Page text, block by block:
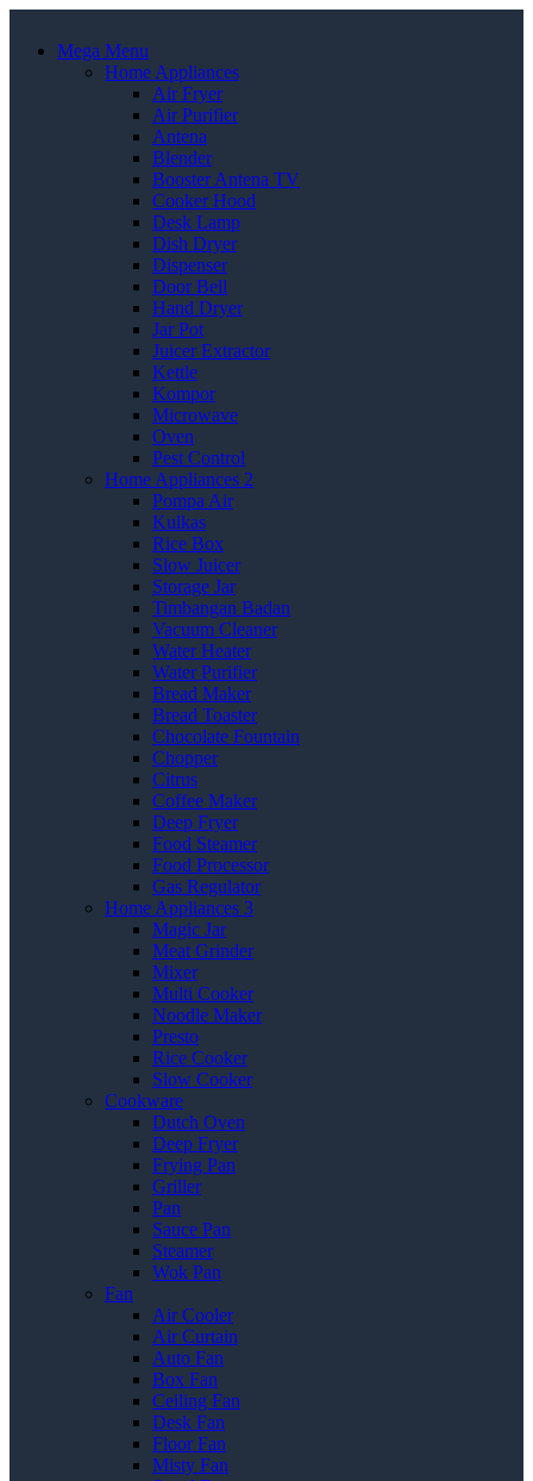
Mega Menu
Home Appliances
Air Fryer
Air Purifier
Antena
Blender
Booster Antena TV
Cooker Hood
Desk Lamp
Dish Dryer
Dispenser
Door Bell
Hand Dryer
Jar Pot
Juicer Extractor
Kettle
Kompor
Microwave
Oven
Pest Control
Home Appliances 2
Pompa Air
Kulkas
Rice Box
Slow Juicer
Storage Jar
Timbangan Badan
Vacuum Cleaner
Water Heater
Water Purifier
Bread Maker
Bread Toaster
Chocolate Fountain
Chopper
Citrus
Coffee Maker
Deep Fryer
Food Steamer
Food Processor
Gas Regulator
Home Appliances 3
Magic Jar
Meat Grinder
Mixer
Multi Cooker
Noodle Maker
Presto
Rice Cooker
Slow Cooker
Cookware
Dutch Oven
Deep Fryer
Frying Pan
Griller
Pan
Sauce Pan
Steamer
Wok Pan
Fan
Air Cooler
Air Curtain
Auto Fan
Box Fan
Ceiling Fan
Desk Fan
Floor Fan
Misty Fan